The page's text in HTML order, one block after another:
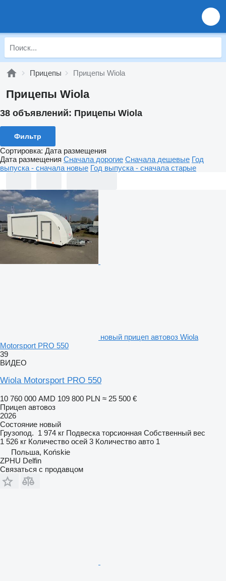
Прицепы Прицепы Wiola
Прицепы Wiola
38 объявлений: Прицепы Wiola
Фильтр
Сортировка: Дата размещения
Дата размещения Сначала дорогие Сначала дешевые Год
выпуска - сначала новые Год выпуска - сначала старые
новый прицеп автовоз Wiola
Motorsport PRO 550
39
ВИДЕО
Wiola Motorsport PRO 550
10 760 000 AMD 109 800 PLN ≈ 25 500 €
Прицеп автовоз
2026
Состояние новый
Грузопод. 1 974 кг Подвеска торсионная Собственный вес
1 526 кг Количество осей 3 Количество авто 1
Польша, Końskie
ZPHU Delfin
Связаться с продавцом